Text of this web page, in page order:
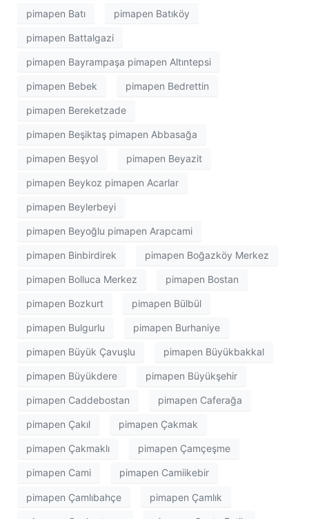
pimapen Batı pimapen Batıköy
pimapen Battalgazi
pimapen Bayrampaşa pimapen Altıntepsi
pimapen Bebek pimapen Bedrettin
pimapen Bereketzade
pimapen Beşiktaş pimapen Abbasağa
pimapen Beşyol pimapen Beyazit
pimapen Beykoz pimapen Acarlar
pimapen Beylerbeyi
pimapen Beyoğlu pimapen Arapcami
pimapen Binbirdirek pimapen Boğazköy Merkez
pimapen Bolluca Merkez pimapen Bostan
pimapen Bozkurt pimapen Bülbül
pimapen Bulgurlu pimapen Burhaniye
pimapen Büyük Çavuşlu pimapen Büyükbakkal
pimapen Büyükdere pimapen Büyükşehir
pimapen Caddebostan pimapen Caferağa
pimapen Çakıl pimapen Çakmak
pimapen Çakmaklı pimapen Çamçeşme
pimapen Cami pimapen Camiikebir
pimapen Çamlıbahçe pimapen Çamlık